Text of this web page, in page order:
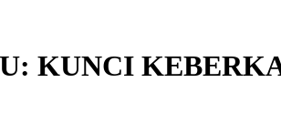
KUNCI